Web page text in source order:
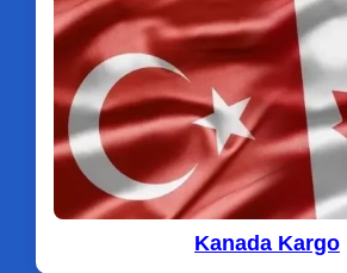
Kanada Kargo